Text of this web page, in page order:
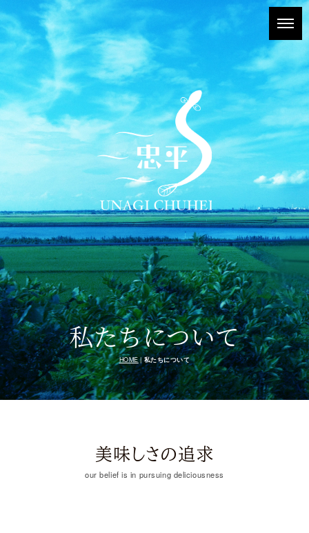
私たちについて
HOME|私たちについて
美味しさの追求
our belief is in pursuing deliciousness